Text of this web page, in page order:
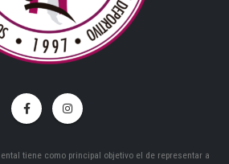
tiene como principal objetivo el de representar a